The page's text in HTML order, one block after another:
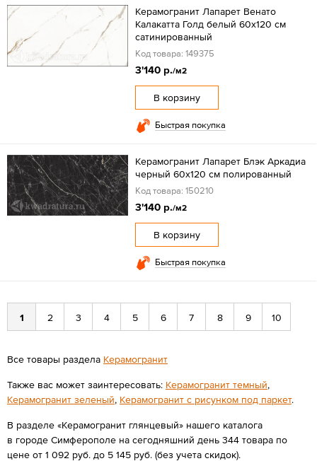
Керамогранит Лапарет Венато
Калакатта Голд белый 60x120 см
сатинированный
Код товара: 149375
3'140 р./м2
В корзину
Быстрая покупка
Керамогранит Лапарет Блэк Аркадиа
черный 60x120 см полированный
Код товара: 150210
3'140 р./м2
В корзину
Быстрая покупка
1 2 3 4 5 6 7 8 9 10
Все товары раздела Керамогранит
Также вас может заинтересовать: Керамогранит темный,
Керамогранит зеленый, Керамогранит с рисунком под паркет.
В разделе «Керамогранит глянцевый» нашего каталога
в городе Симферополе на сегодняшний день 344 товара по
цене от 1 092 руб. до 5 145 руб. (без учета скидок).